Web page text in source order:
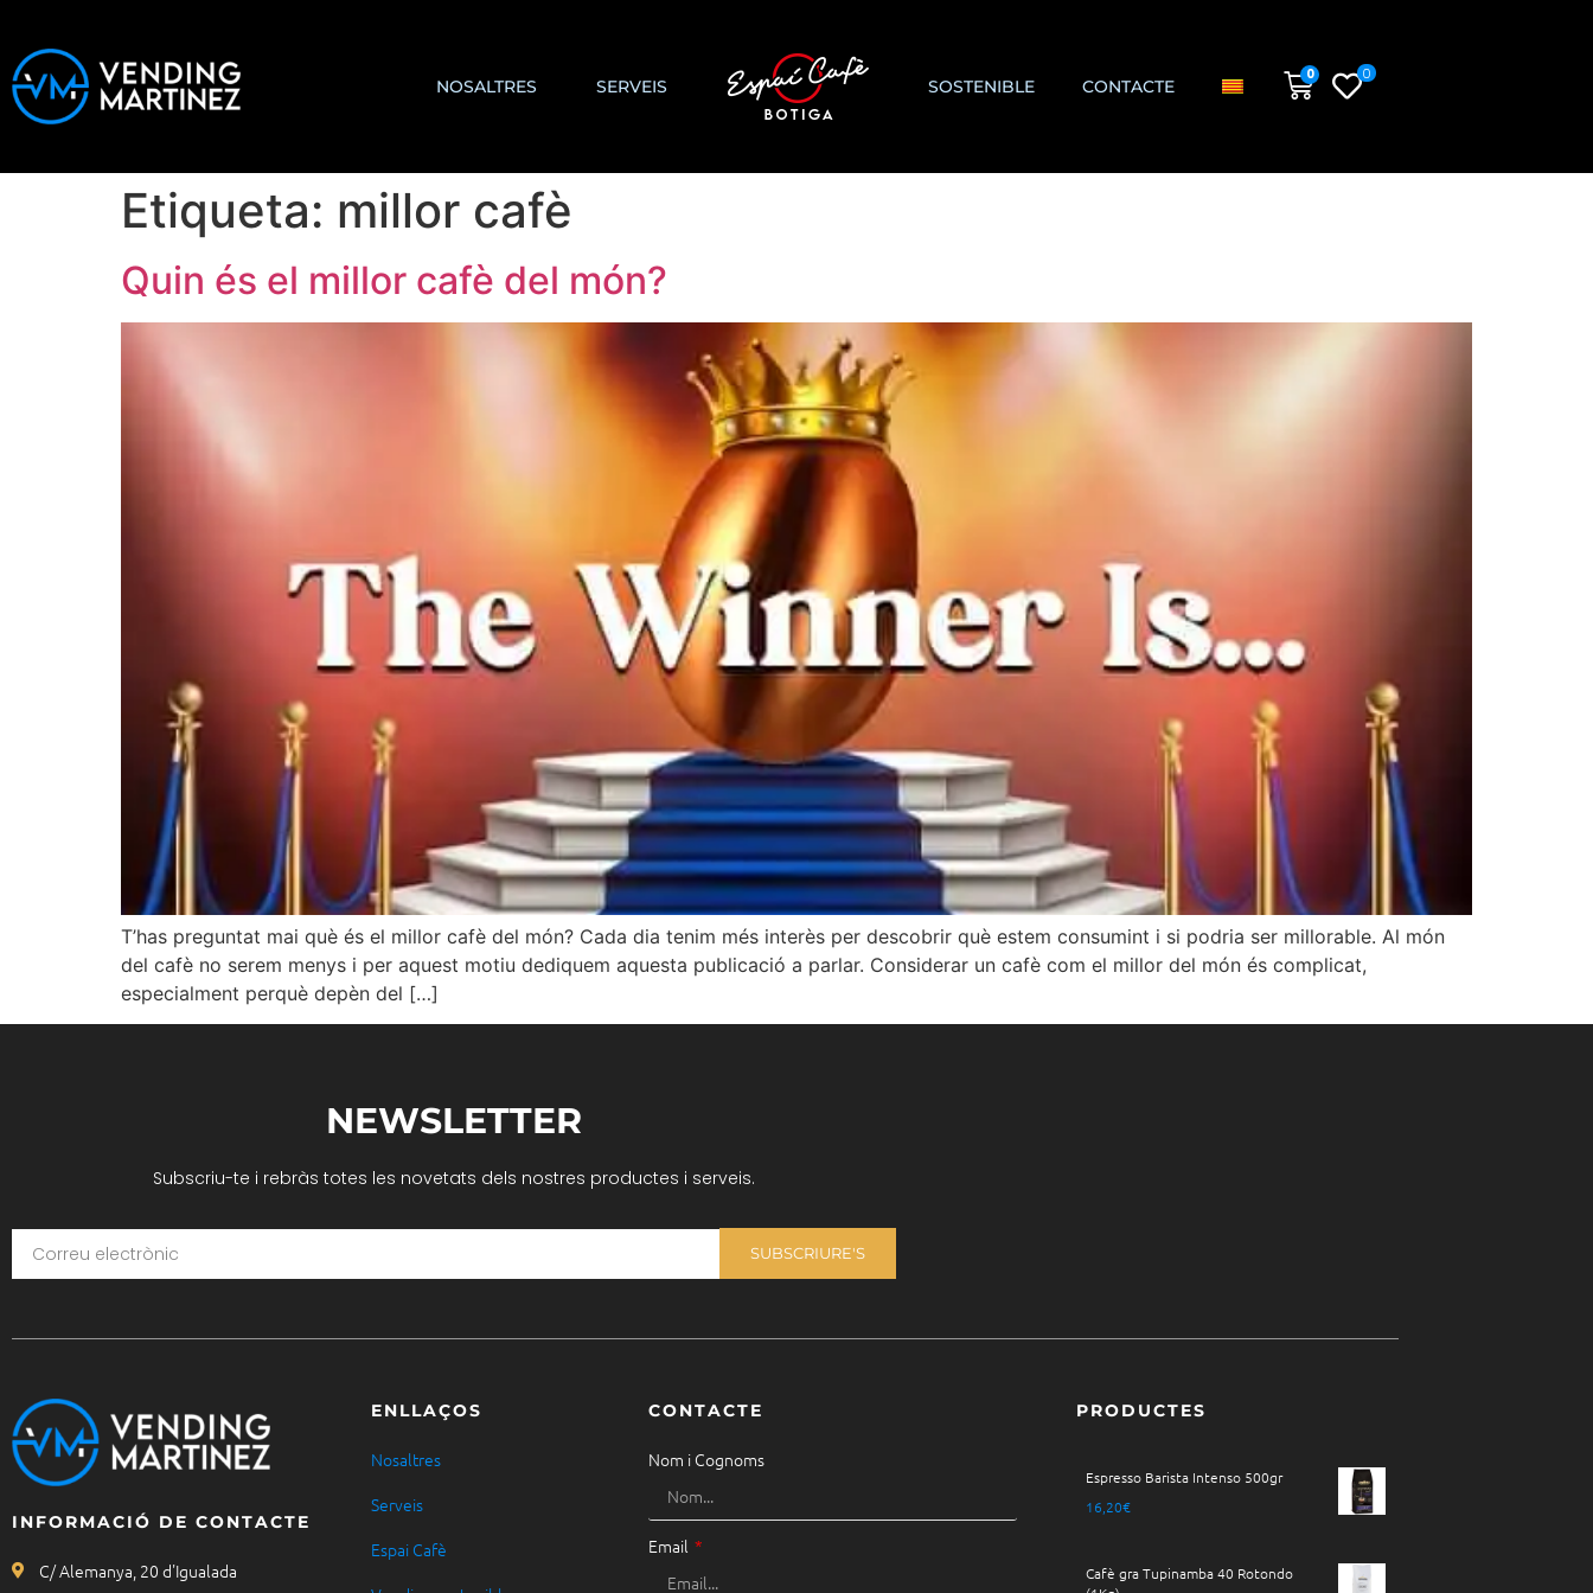
NOSALTRES SERVEIS SOSTENIBLE CONTACTE
0 0
Etiqueta: millor cafè
Quin és el millor cafè del món?
T’has preguntat mai què és el millor cafè del món? Cada dia tenim més interès per descobrir què estem consumint i si podria ser millorable. Al món
del cafè no serem menys i per aquest motiu dediquem aquesta publicació a parlar. Considerar un cafè com el millor del món és complicat,
especialment perquè depèn del […]
NEWSLETTER
Subscriu-te i rebràs totes les novetats dels nostres productes i serveis.
SUBSCRIURE'S
INFORMACIÓ DE CONTACTE
C/ Alemanya, 20 d'Igualada
ENLLAÇOS
Nosaltres
Serveis
Espai Cafè
CONTACTE
Nom i Cognoms
Email
PRODUCTES
Espresso Barista Intenso 500gr
16,20€
Cafè gra Tupinamba 40 Rotondo